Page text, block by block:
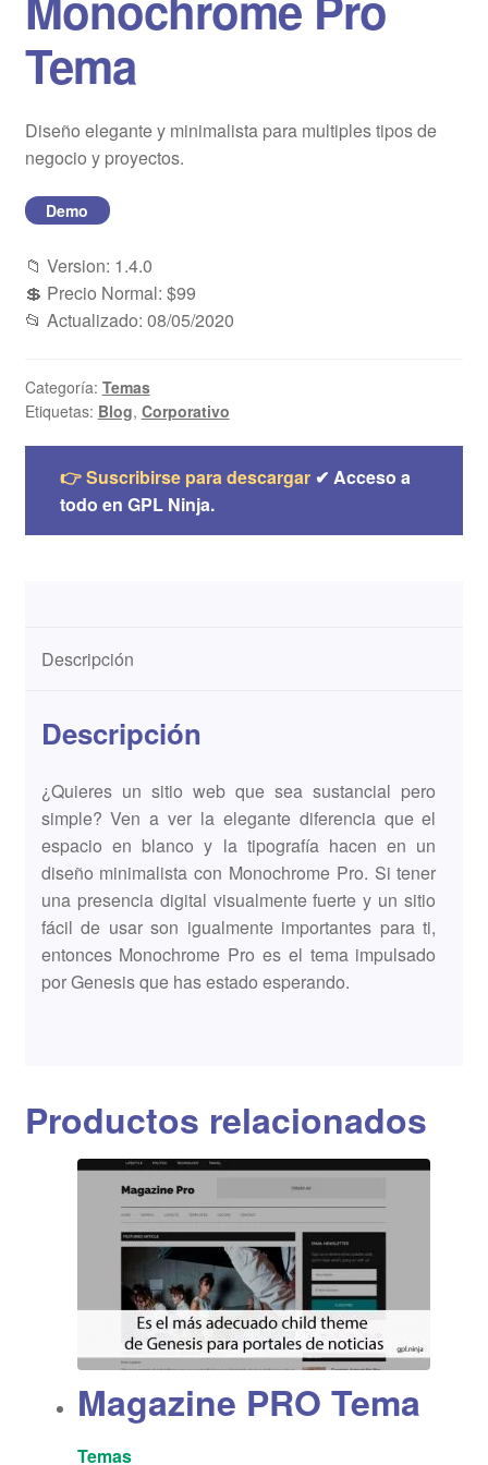
Blog
Mi cuenta
Tema
Diseño elegante y minimalista para multiples tipos de
negocio y proyectos.
Demo
📁 Version: 1.4.0
💲 Precio Normal: $99
📂 Actualizado: 08/05/2020
Categoría: Temas
Etiquetas: Blog, Corporativo
👉 Suscribirse para descargar✔ Acceso a
todo en GPL Ninja.
Descripción
Descripción
¿Quieres un sitio web que sea sustancial pero
simple? Ven a ver la elegante diferencia que el
espacio en blanco y la tipografía hacen en un
diseño minimalista con Monochrome Pro. Si tener
una presencia digital visualmente fuerte y un sitio
fácil de usar son igualmente importantes para ti,
entonces Monochrome Pro es el tema impulsado
por Genesis que has estado esperando.
Productos relacionados
Magazine PRO Tema
Temas